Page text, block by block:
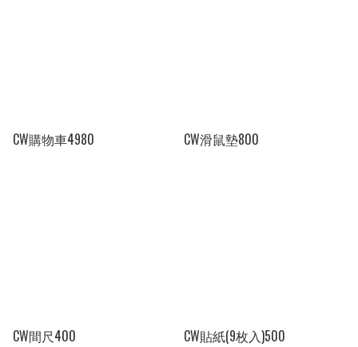
CW購物車4980 CW滑鼠墊800
CW間尺400 CW貼紙(9枚入)500